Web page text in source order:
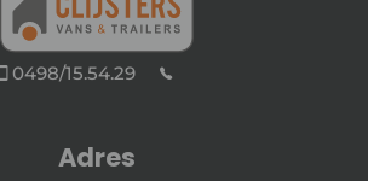
0498/15.54.29
Adres